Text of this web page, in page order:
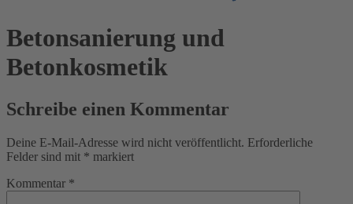
Betonsanierung und
Betonkosmetik
Schreibe einen Kommentar
Deine E-Mail-Adresse wird nicht veröffentlicht. Erforderliche
Felder sind mit * markiert
Kommentar *